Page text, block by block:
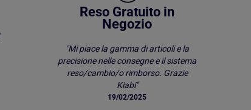
Reso Gratuito in
Negozio
"Mi piace la gamma di articoli e la
precisione nelle consegne e il sistema
reso/cambio/o rimborso. Grazie
Kiabi"
19/02/2025